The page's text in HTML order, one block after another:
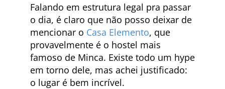
Falando em estrutura legal pra passar
o dia, é claro que não posso deixar de
mencionar o Casa Elemento, que
provavelmente é o hostel mais
famoso de Minca. Existe todo um hype
em torno dele, mas achei justificado:
o lugar é bem incrível.